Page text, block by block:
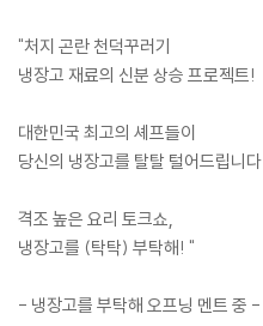
"처지 곤란 천덕꾸러기
냉장고 재료의 신분 상승 프로젝트!
대한민국 최고의 셰프들이
당신의 냉장고를 탈탈 털어드립니다
격조 높은 요리 토크쇼,
냉장고를 (탁탁) 부탁해! "
- 냉장고를 부탁해 오프닝 멘트 중 -